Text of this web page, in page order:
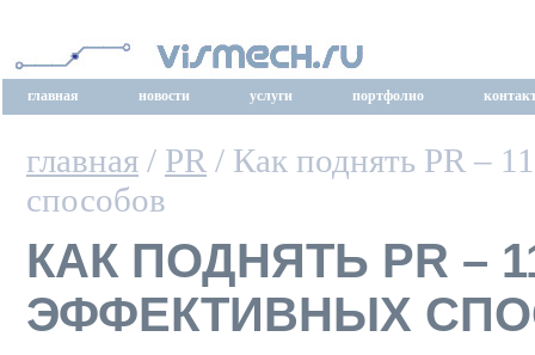
главная новости услуги портфолио
главная / PR / Как поднять PR –
способов
КАК ПОДНЯТЬ PR –
ЭФФЕКТИВНЫХ